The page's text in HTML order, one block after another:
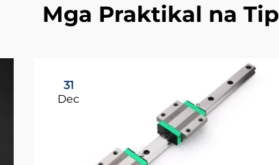
Mga Praktikal na Tip
31
Dec